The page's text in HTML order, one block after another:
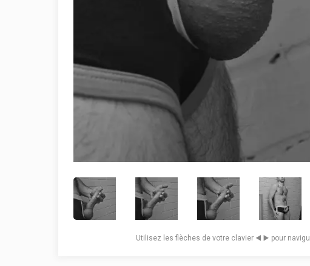
Utilisez les flèches de votre clavier ◀️ ▶️ pour